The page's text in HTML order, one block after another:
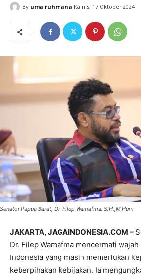
By uma ruhmana Kamis, 17 Oktober 2024
Senator Papua Barat, Dr. Filep Wamafma, S.H.,M.Hum
JAKARTA, JAGAINDONESIA.COM –
Dr. Filep Wamafma mencermati
Indonesia yang masih memerlukan
keberpihakan kebijakan. Ia